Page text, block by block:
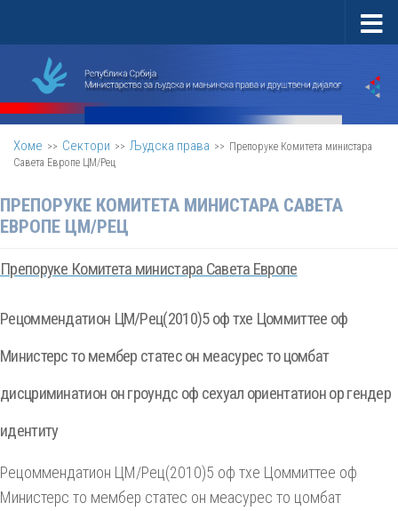
Хоме >> Сектори >> Људска права >> Препоруке Комитета министара
Савета Европе ЦМ/Рец
ПРЕПОРУКЕ КОМИТЕТА МИНИСТАРА САВЕТА
ЕВРОПЕ ЦМ/РЕЦ
Препоруке Комитета министара Савета Европе
Рецоммендатион ЦМ/Рец(2010)5 оф тхе Цоммиттее оф
Министерс то мембер статес он меасурес то цомбат
дисцриминатион он гроундс оф сеxуал ориентатион ор гендер
идентитy
Рецоммендатион ЦМ/Рец(2010)5 оф тхе Цоммиттее оф
Министерс то мембер статес он меасурес то цомбат